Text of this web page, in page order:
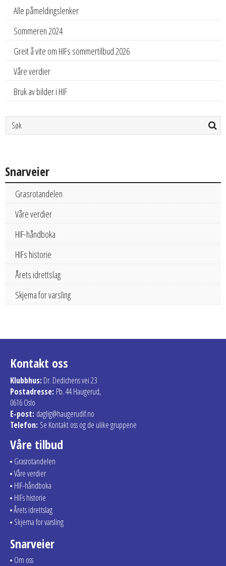
Alle påmeldingslenker
Sommeren 2024
Greit å vite om HIFs sommertilbud 2026
Våre verdier
Bruk av bilder i HIF
Snarveier
Grasrotandelen
Våre verdier
HIF-håndboka
HIFs historie
Årets idrettslag
Skjema for varsling
Kontakt oss
Klubbhus: Dr. Dedichens vei 23
Postadresse: Pb. 44 Haugerud,
0616 Oslo
E-post: daglig@haugerudif.no
Telefon: Se Kontakt oss og de ulike gruppene
Våre tilbud
Grasrotandelen
Våre verdier
HIF-håndboka
HIFs historie
Årets idrettslag
Skjema for varsling
Snarveier
Om oss